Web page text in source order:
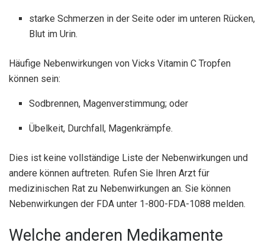
starke Schmerzen in der Seite oder im unteren Rücken,
Blut im Urin.
Häufige Nebenwirkungen von Vicks Vitamin C Tropfen
können sein:
Sodbrennen, Magenverstimmung; oder
Übelkeit, Durchfall, Magenkrämpfe.
Dies ist keine vollständige Liste der Nebenwirkungen und
andere können auftreten. Rufen Sie Ihren Arzt für
medizinischen Rat zu Nebenwirkungen an. Sie können
Nebenwirkungen der FDA unter 1-800-FDA-1088 melden.
Welche anderen Medikamente